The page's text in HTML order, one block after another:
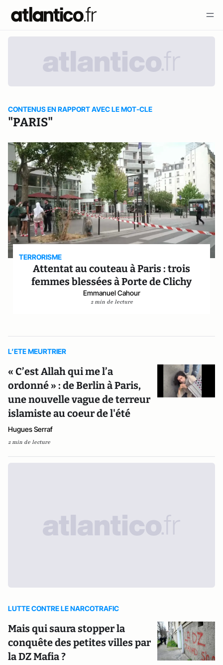
CONTENUS EN RAPPORT AVEC LE MOT-CLE
"PARIS"
TERRORISME
Attentat au couteau à Paris : trois
femmes blessées à Porte de Clichy
Emmanuel Cahour
2 min de lecture
L’ETE MEURTRIER
« C’est Allah qui me l’a
ordonné » : de Berlin à Paris,
une nouvelle vague de terreur
islamiste au coeur de l'été
Hugues Serraf
2 min de lecture
LUTTE CONTRE LE NARCOTRAFIC
Mais qui saura stopper la
conquête des petites villes par
la DZ Mafia ?